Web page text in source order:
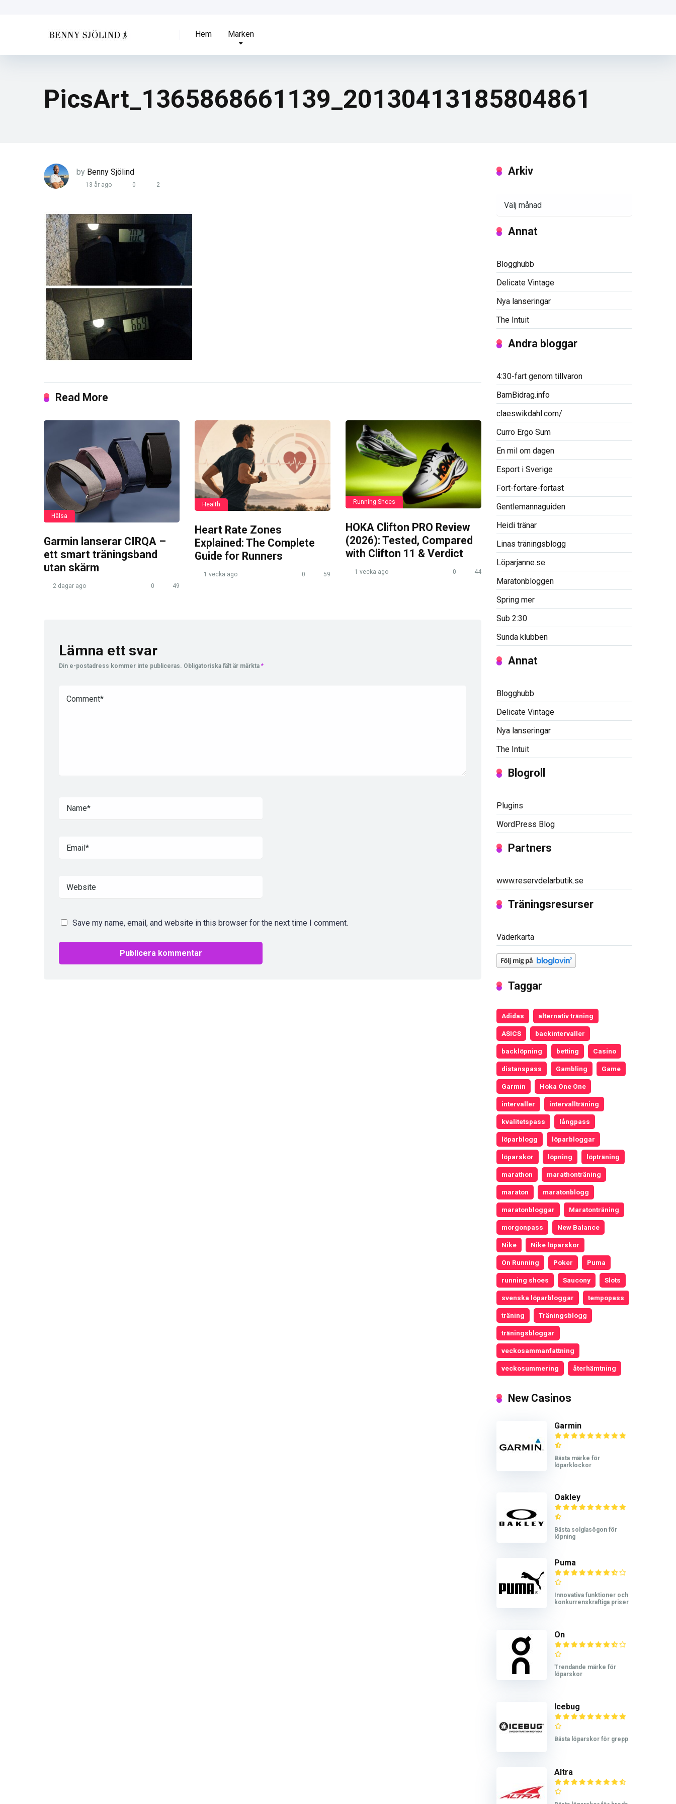
Hem Märken
PicsArt_1365868661139_20130413185804861
by Benny Sjölind
13 år ago 0 2
Read More
Hälsa
Garmin lanserar CIRQA –
ett smart träningsband
utan skärm
2 dagar ago 0 49
Health
Heart Rate Zones
Explained: The Complete
Guide for Runners
1 vecka ago 0 59
Running Shoes
HOKA Clifton PRO Review
(2026): Tested, Compared
with Clifton 11 & Verdict
1 vecka ago 0 44
Lämna ett svar
Din e-postadress kommer inte publiceras. Obligatoriska fält är märkta *
Save my name, email, and website in this browser for the next time I comment.
Arkiv
Annat
Blogghubb
Delicate Vintage
Nya lanseringar
The Intuit
Andra bloggar
4:30-fart genom tillvaron
BarnBidrag.info
claeswikdahl.com/
Curro Ergo Sum
En mil om dagen
Esport i Sverige
Fort-fortare-fortast
Gentlemannaguiden
Heidi tränar
Linas träningsblogg
Löparjanne.se
Maratonbloggen
Spring mer
Sub 2:30
Sunda klubben
Annat
Blogghubb
Delicate Vintage
Nya lanseringar
The Intuit
Blogroll
Plugins
WordPress Blog
Partners
www.reservdelarbutik.se
Träningsresurser
Väderkarta
Taggar
Adidas alternativ träning
ASICS backintervaller
backlöpning betting Casino
distanspass Gambling Game
Garmin Hoka One One
intervaller intervallträning
kvalitetspass långpass
löparblogg löparbloggar
löparskor löpning löpträning
marathon marathonträning
maraton maratonblogg
maratonbloggar Maratonträning
morgonpass New Balance
Nike Nike löparskor
On Running Poker Puma
running shoes Saucony Slots
svenska löparbloggar tempopass
träning Träningsblogg
träningsbloggar
veckosammanfattning
veckosummering återhämtning
New Casinos
Garmin
Bästa märke för
löparklockor
Oakley
Bästa solglasögon för
löpning
Puma
Innovativa funktioner och
konkurrenskraftiga priser
On
Trendande märke för
löparskor
Icebug
Bästa löparskor för grepp
Altra